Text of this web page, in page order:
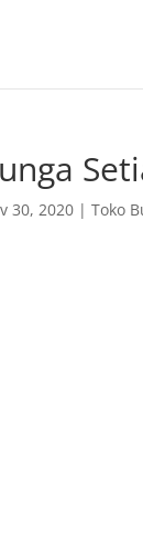
30, 2020 |Toko